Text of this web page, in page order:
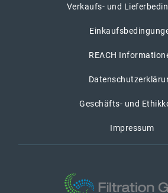
Verkaufs- und
REACH
Geschäfts- und
Impressum